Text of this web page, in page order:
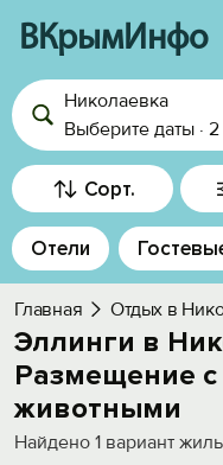
ВКрымИнфо
Войти
Избранное
История
Добавить
Николаевка
Выберите даты ·
Сорт.
Отели
Главная Отдых в
Эллинги в
Размещение
животными
Найдено 1 вариант